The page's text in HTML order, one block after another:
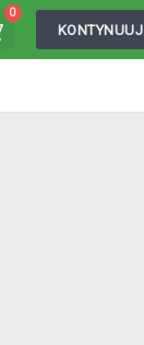
0
KONTYNUUJ